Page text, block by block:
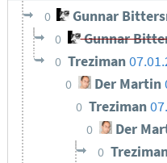
0 Gunnar
0 Gunnar
0 Treziman
0 Der Martin
0 Treziman
0 Der
0